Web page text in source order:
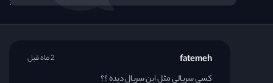
fatemeh
کسی سریالی مثل این سریال دیده ؟؟
2 ماه قبل